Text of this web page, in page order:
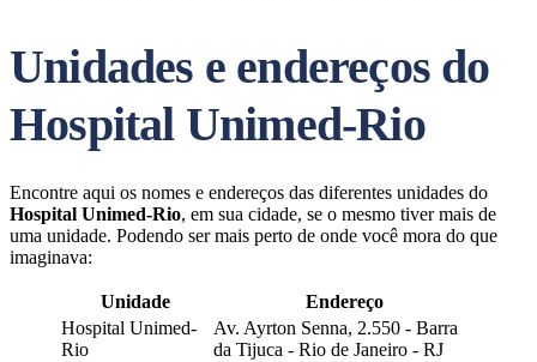
Unidades e endereços do
Hospital Unimed-Rio
Encontre aqui os nomes e endereços das diferentes unidades do
Hospital Unimed-Rio, em sua cidade, se o mesmo tiver mais de
uma unidade. Podendo ser mais perto de onde você mora do que
imaginava:
Unidade
Endereço
Hospital Unimed-
Rio
Av. Ayrton Senna, 2.550 - Barra
da Tijuca - Rio de Janeiro - RJ